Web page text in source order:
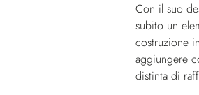
Con il suo
subito un
costruzione
aggiungere
distinta di